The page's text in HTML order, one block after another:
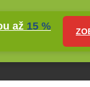
až 15 %